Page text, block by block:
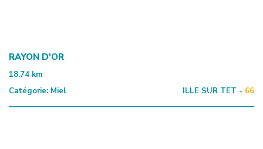
RAYON D'OR
18.74 km
Catégorie: Miel ILLE SUR TET - 66